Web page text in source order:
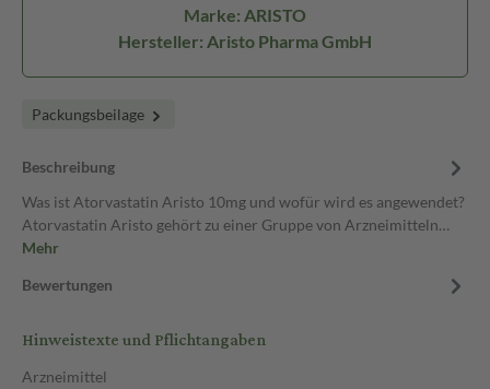
Marke: ARISTO
Hersteller: Aristo Pharma GmbH
Packungsbeilage
Beschreibung
Was ist Atorvastatin Aristo 10mg und wofür wird es angewendet?
Atorvastatin Aristo gehört zu einer Gruppe von Arzneimitteln…
Mehr
Bewertungen
Hinweistexte und Pflichtangaben
Arzneimittel